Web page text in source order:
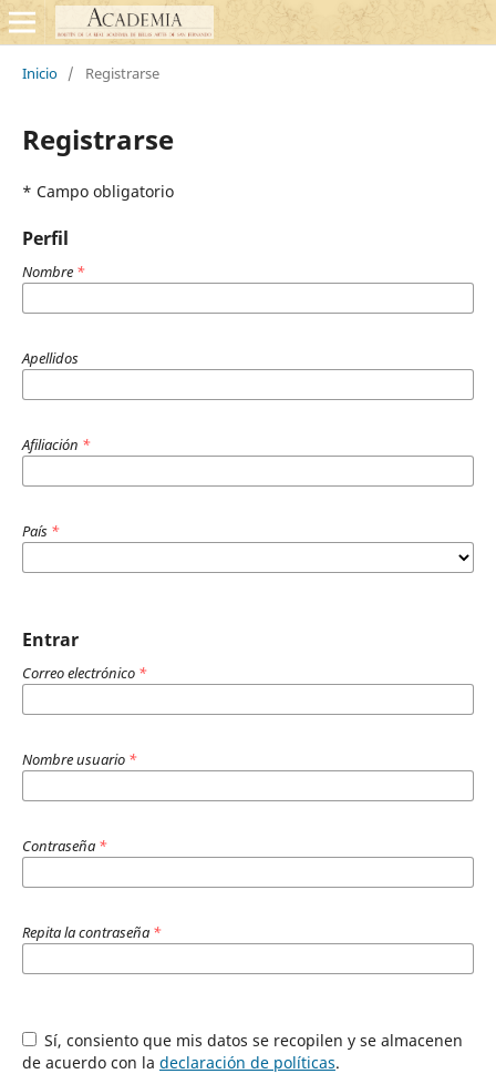
Inicio / Registrarse
Registrarse
* Campo obligatorio
Perfil
Nombre *
Apellidos
Afiliación *
País *
Entrar
Correo electrónico *
Nombre usuario *
Contraseña *
Repita la contraseña *
Sí, consiento que mis datos se recopilen y se almacenen
de acuerdo con la declaración de políticas.